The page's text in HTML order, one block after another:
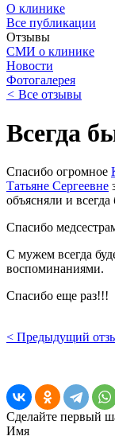
О клинике
Все публикации
Отзывы
СМИ о клинике
Новости
Фотогалерея
< Все отзывы
Всегда
Спасибо огромное
Татьяне Сергеевне
объясняли и
Спасибо
С мужем всегда
воспоминаниями.
Спасибо еще раз!!!
< Предыдущий
Сделайте первый
Имя